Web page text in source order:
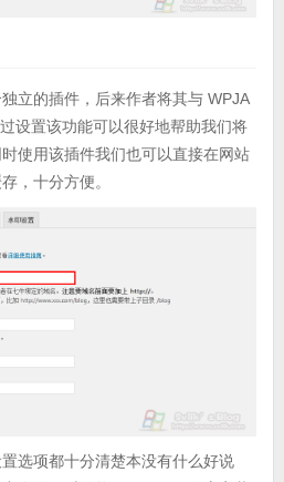
立的插件，后来作者将其与 WPJA
设置该功能可以很好地帮助我们将
使用该插件我们也可以直接在网站
，十分方便。
选项都十分清楚本没有什么好说